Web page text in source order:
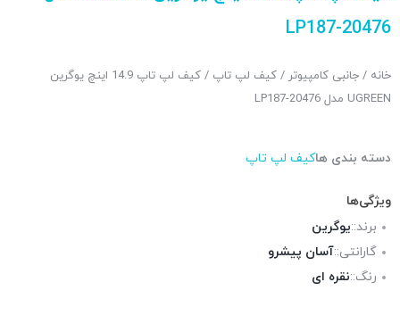
LP187-20476
خانه / جانبی کامپیوتر / کیف لپ تاپ
/ کیف لپ تاپ 14.9 اینچ یوگرین
UGREEN مدل LP187-20476
دسته بندی هاکیف لپ تاپ
ویژگی‌ها
برند::یوگرین
گارانتی::آسان پیشرو
رنگ::نقره ای